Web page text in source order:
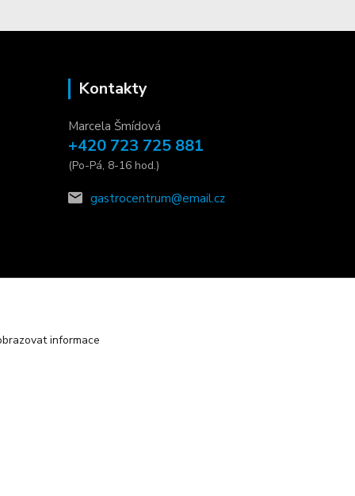
Kontakty
Marcela Šmídová
+420 723 725 881
(Po-Pá, 8-16 hod.)
gastrocentrum@email.cz
informace